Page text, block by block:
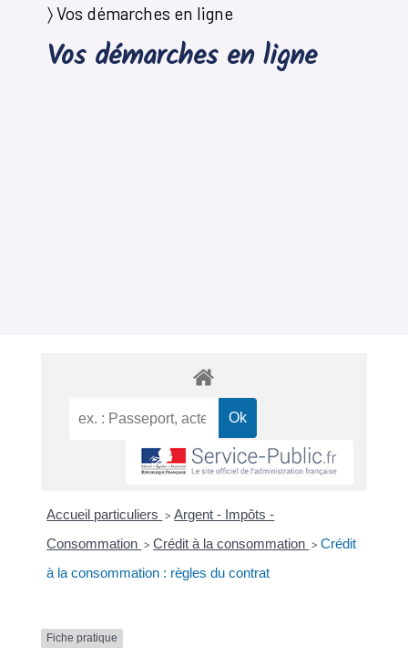
〉Vos démarches en ligne
Vos démarches en ligne
Accueil particuliers > Argent - Impôts -
Consommation > Crédit à la consommation > Crédit
à la consommation : règles du contrat
Fiche pratique